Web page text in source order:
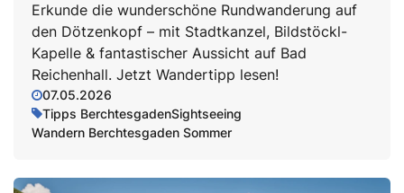
Erkunde die wunderschöne Rundwanderung auf
den Dötzenkopf – mit Stadtkanzel, Bildstöckl-
Kapelle & fantastischer Aussicht auf Bad
Reichenhall. Jetzt Wandertipp lesen!
07.05.2026
Tipps BerchtesgadenSightseeing
Wandern Berchtesgaden Sommer